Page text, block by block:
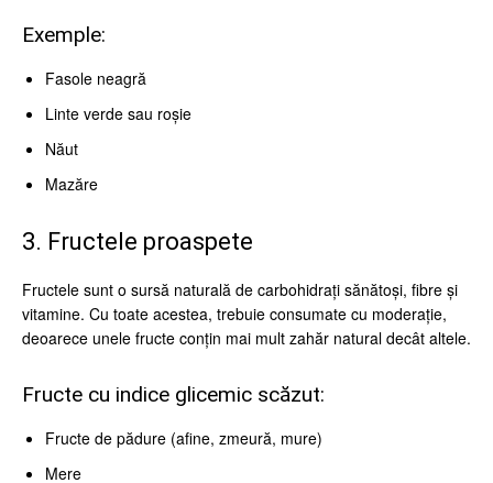
Exemple:
Fasole neagră
Linte verde sau roșie
Năut
Mazăre
3. Fructele proaspete
Fructele sunt o sursă naturală de carbohidrați sănătoși, fibre și
vitamine. Cu toate acestea, trebuie consumate cu moderație,
deoarece unele fructe conțin mai mult zahăr natural decât altele.
Fructe cu indice glicemic scăzut:
Fructe de pădure (afine, zmeură, mure)
Mere